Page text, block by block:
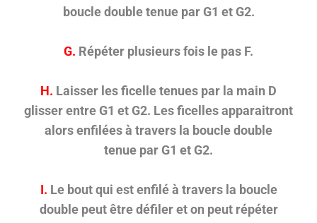
boucle double tenue par G1 et G2.
G. Répéter plusieurs fois le pas F.
H. Laisser les ficelle tenues par la main D
glisser entre G1 et G2. Les ficelles apparaitront
alors enfilées à travers la boucle double
tenue par G1 et G2.
I. Le bout qui est enfilé à travers la boucle
double peut être défiler et on peut répéter